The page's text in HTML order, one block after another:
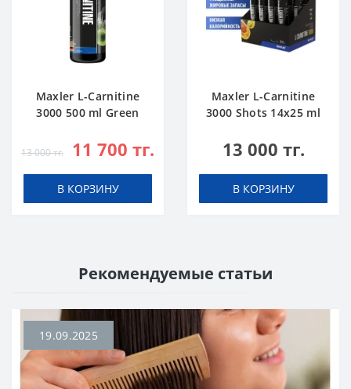
Maxler L-Carnitine
3000 500 ml Green
13 000 тг. 11 700 тг.
В КОРЗИНУ
Maxler L-Carnitine
3000 Shots 14x25 ml
13 000 тг.
В КОРЗИНУ
Рекомендуемые статьи
19.09.2025